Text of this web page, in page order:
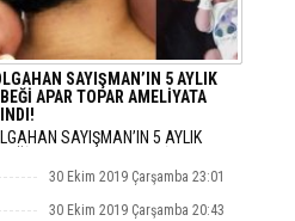
SAYIŞMAN’IN 5 AYLIK
APAR TOPAR AMELİYATA
SAYIŞMAN’IN 5 AYLIK
30 Ekim 2019 Çarşamba 23:01
30 Ekim 2019 Çarşamba 20:43